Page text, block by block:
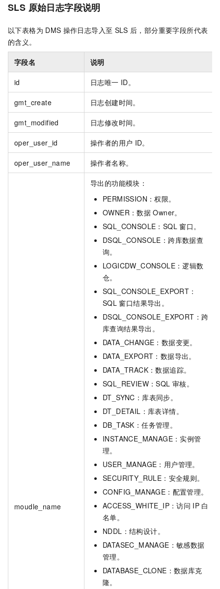
SLS 原始日志字段说明
以下表格为 DMS 操作日志导入至 SLS 后，部分重要字段所代表
的含义。
字段名 说明
id 日志唯一 ID。
gmt_create 日志创建时间。
gmt_modified 日志修改时间。
oper_user_id 操作者的用户 ID。
oper_user_name 操作者名称。
moudle_name
导出的功能模块：
PERMISSION：权限。
OWNER：数据 Owner。
SQL_CONSOLE：SQL 窗口。
DSQL_CONSOLE：跨库数据查
询。
LOGICDW_CONSOLE：逻辑数
仓。
SQL_CONSOLE_EXPORT：
SQL 窗口结果导出。
DSQL_CONSOLE_EXPORT：跨
库查询结果导出。
DATA_CHANGE：数据变更。
DATA_EXPORT：数据导出。
DATA_TRACK：数据追踪。
SQL_REVIEW：SQL 审核。
DT_SYNC：库表同步。
DT_DETAIL：库表详情。
DB_TASK：任务管理。
INSTANCE_MANAGE：实例管
理。
USER_MANAGE：用户管理。
SECURITY_RULE：安全规则。
CONFIG_MANAGE：配置管理。
ACCESS_WHITE_IP：访问 IP 白
名单。
NDDL：结构设计。
DATASEC_MANAGE：敏感数据
管理。
DATABASE_CLONE：数据库克
隆。